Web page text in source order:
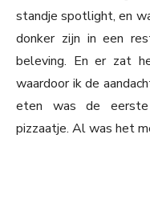
standje spotlight, en
donker zijn in een
beleving. En er zat
waardoor ik de
eten was de
pizzaatje. Al was het